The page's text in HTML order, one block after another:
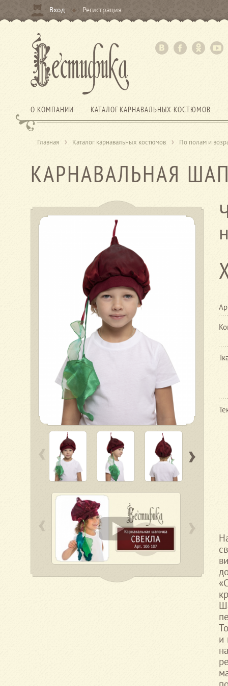
Вход Регистрация
О КОМПАНИИ КАТАЛОГ КАРНАВАЛЬНЫХ КОСТЮМОВ
Главная Каталог карнавальных костюмов По полам и
КАРНАВАЛЬНАЯ
и